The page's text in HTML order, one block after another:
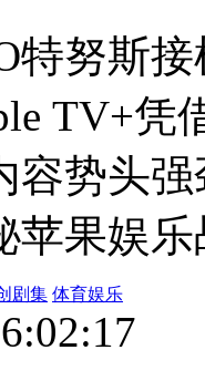
特努斯
TV+凭
容势头
苹果娱
剧集 体育娱乐